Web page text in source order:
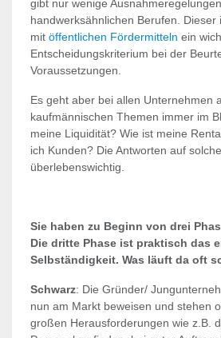
gibt nur wenige
handwerksähnlichen Berufen. Dieser
mitöffentlichen Fördermitteln ein
Entscheidungskriterium bei der
Voraussetzungen.
Es geht aber bei allen Unternehmen
kaufmännischen Themen immer im
meine Liquidität? Wie ist meine
ich Kunden? Die Antworten auf
überlebenswichtig.
Sie haben zu Beginn von drei
Die dritte Phase ist praktisch das
Selbständigkeit. Was läuft da oft
Schwarz: Die Gründer/
nun am Markt beweisen und stehen
großen Herausforderungen wie z.B.